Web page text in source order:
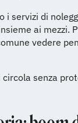
i servizi di
ai mezzi.
vedere
senza